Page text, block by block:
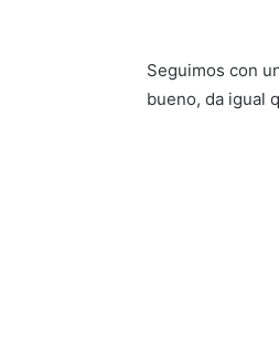
Seguimos con
bueno, da igual